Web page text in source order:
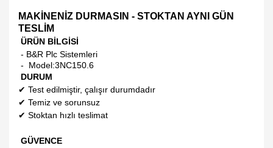
MAKİNENİZ DURMASIN - STOKTAN AYNI GÜN
TESLİM
ÜRÜN BİLGİSİ
- B&R Plc Sistemleri
- Model:3NC150.6
DURUM
✔ Test edilmiştir, çalışır durumdadır
✔ Temiz ve sorunsuz
✔ Stoktan hızlı teslimat
GÜVENCE